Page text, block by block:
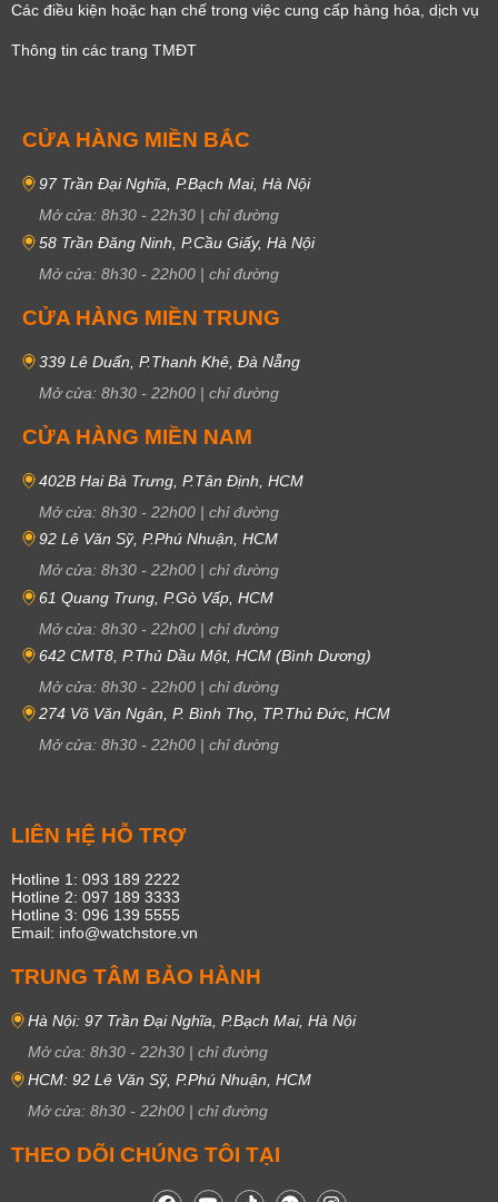
Các điều kiện hoặc hạn chế trong việc cung cấp hàng hóa, dịch vụ
Thông tin các trang TMĐT
CỬA HÀNG MIỀN BẮC
97 Trần Đại Nghĩa, P.Bạch Mai, Hà Nội
Mở cửa: 8h30 - 22h30 | chỉ đường
58 Trần Đăng Ninh, P.Cầu Giấy, Hà Nội
Mở cửa: 8h30 - 22h00 | chỉ đường
CỬA HÀNG MIỀN TRUNG
339 Lê Duẩn, P.Thanh Khê, Đà Nẵng
Mở cửa: 8h30 - 22h00 | chỉ đường
CỬA HÀNG MIỀN NAM
402B Hai Bà Trưng, P.Tân Định, HCM
Mở cửa: 8h30 - 22h00 | chỉ đường
92 Lê Văn Sỹ, P.Phú Nhuận, HCM
Mở cửa: 8h30 - 22h00 | chỉ đường
61 Quang Trung, P.Gò Vấp, HCM
Mở cửa: 8h30 - 22h00 | chỉ đường
642 CMT8, P.Thủ Dầu Một, HCM (Bình Dương)
Mở cửa: 8h30 - 22h00 | chỉ đường
274 Võ Văn Ngân, P. Bình Thọ, TP.Thủ Đức, HCM
Mở cửa: 8h30 - 22h00 | chỉ đường
LIÊN HỆ HỖ TRỢ
Hotline 1: 093 189 2222
Hotline 2: 097 189 3333
Hotline 3: 096 139 5555
Email: info@watchstore.vn
TRUNG TÂM BẢO HÀNH
Hà Nội: 97 Trần Đại Nghĩa, P.Bạch Mai, Hà Nội
Mở cửa: 8h30 - 22h30 | chỉ đường
HCM: 92 Lê Văn Sỹ, P.Phú Nhuận, HCM
Mở cửa: 8h30 - 22h00 | chỉ đường
THEO DÕI CHÚNG TÔI TẠI